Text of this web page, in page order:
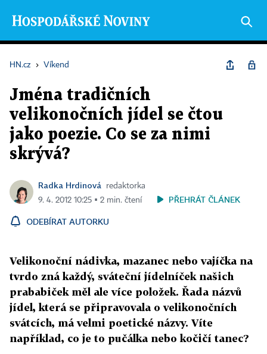
HN.cz › Víkend
Jména tradičních
velikonočních jídel se čtou
jako poezie. Co se za nimi
skrývá?
Radka Hrdinová
redaktorka
9. 4. 2012 10:25 ▪ 2 min. čtení
PŘEHRÁT ČLÁNEK
ODEBÍRAT AUTORKU
Velikonoční nádivka, mazanec nebo vajíčka na
tvrdo zná každý, sváteční jídelníček našich
prababiček měl ale více položek. Řada názvů
jídel, která se připravovala o velikonočních
svátcích, má velmi poetické názvy. Víte
například, co je to pučálka nebo kočičí tanec?